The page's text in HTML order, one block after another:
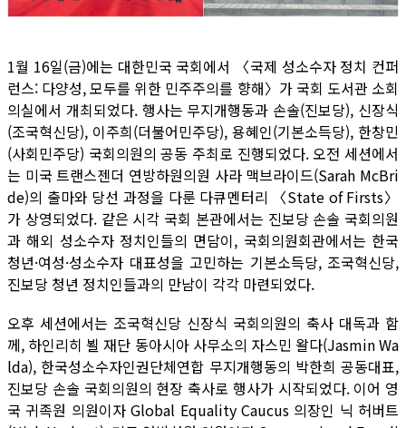
1월 16일(금)에는 대한민국 국회에서 〈국제 성소수자 정치 컨퍼
런스: 다양성, 모두를 위한 민주주의를 향해〉가 국회 도서관 소회
의실에서 개최되었다. 행사는 무지개행동과 손솔(진보당), 신장식
(조국혁신당), 이주희(더불어민주당), 용혜인(기본소득당), 한창민
(사회민주당) 국회의원의 공동 주최로 진행되었다. 오전 세션에서
는 미국 트랜스젠더 연방하원의원 사라 맥브라이드(Sarah McBri
de)의 출마와 당선 과정을 다룬 다큐멘터리 〈State of Firsts〉
가 상영되었다. 같은 시각 국회 본관에서는 진보당 손솔 국회의원
과 해외 성소수자 정치인들의 면담이, 국회의원회관에서는 한국
청년·여성·성소수자 대표성을 고민하는 기본소득당, 조국혁신당,
진보당 청년 정치인들과의 만남이 각각 마련되었다.
오후 세션에서는 조국혁신당 신장식 국회의원의 축사 대독과 함
께, 하인리히 뵐 재단 동아시아 사무소의 자스민 왈다(Jasmin Wa
lda), 한국성소수자인권단체연합 무지개행동의 박한희 공동대표,
진보당 손솔 국회의원의 현장 축사로 행사가 시작되었다. 이어 영
국 귀족원 의원이자 Global Equality Caucus 의장인 닉 허버트